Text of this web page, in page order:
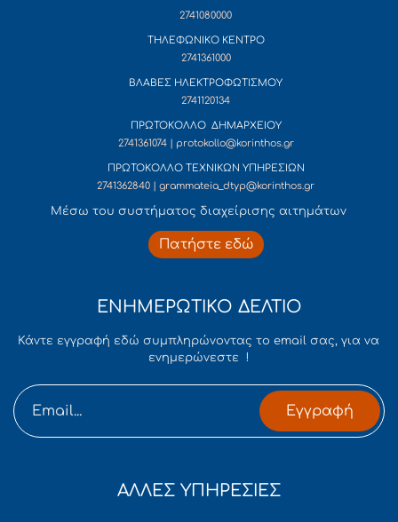
2741080000
ΤΗΛΕΦΩΝΙΚΟ ΚΕΝΤΡΟ
2741361000
ΒΛΑΒΕΣ ΗΛΕΚΤΡΟΦΩΤΙΣΜΟΥ
2741120134
ΠΡΩΤΟΚΟΛΛΟ ΔΗΜΑΡΧΕΙΟΥ
2741361074 | protokollo@korinthos.gr
ΠΡΩΤΟΚΟΛΛΟ ΤΕΧΝΙΚΩΝ ΥΠΗΡΕΣΙΩΝ
2741362840 | grammateia_dtyp@korinthos.gr
Mέσω του συστήματος διαχείρισης αιτημάτων
Πατήστε εδώ
ΕΝΗΜΕΡΩΤΙΚΟ ΔΕΛΤΙΟ
Κάντε εγγραφή εδώ συμπληρώνοντας το email σας, για να
ενημερώνεστε !
Εγγραφή
ΑΛΛΕΣ ΥΠΗΡΕΣΙΕΣ